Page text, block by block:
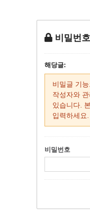
비밀번
해당글:
비밀글 기
작성자와
있습니다.
입력하세요.
비밀번호